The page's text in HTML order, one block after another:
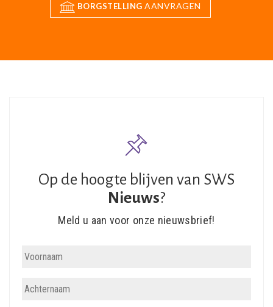
BORGSTELLING AANVRAGEN
Op de hoogte blijven van SWS
Nieuws?
Meld u aan voor onze nieuwsbrief!